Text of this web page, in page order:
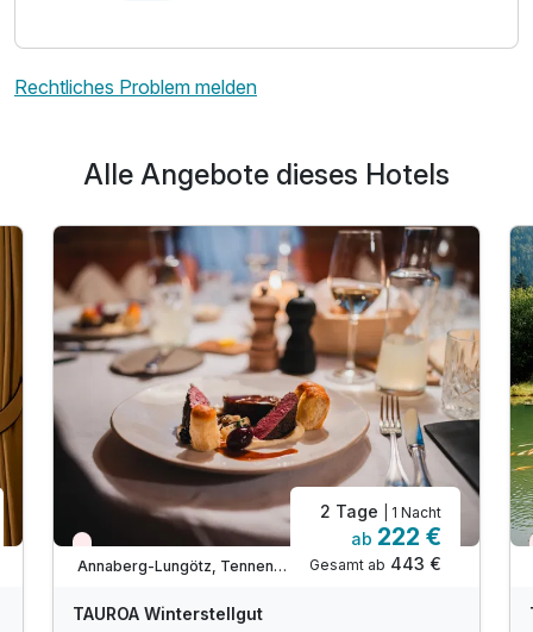
Rechtliches Problem melden
Alle Angebote dieses Hotels
Nur noch Restplätze
Annaberg-Lungötz, Tennengau / Dachstein West
2 Tage | 1 Nacht
ab 222 €
Gesamt ab 443 €
TAUROA Winterstellgut